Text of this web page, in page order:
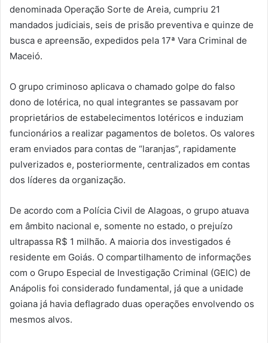
denominada Operação Sorte de Areia, cumpriu 21
mandados judiciais, seis de prisão preventiva e quinze de
busca e apreensão, expedidos pela 17ª Vara Criminal de
Maceió.
O grupo criminoso aplicava o chamado golpe do falso
dono de lotérica, no qual integrantes se passavam por
proprietários de estabelecimentos lotéricos e induziam
funcionários a realizar pagamentos de boletos. Os valores
eram enviados para contas de “laranjas”, rapidamente
pulverizados e, posteriormente, centralizados em contas
dos líderes da organização.
De acordo com a Polícia Civil de Alagoas, o grupo atuava
em âmbito nacional e, somente no estado, o prejuízo
ultrapassa R$ 1 milhão. A maioria dos investigados é
residente em Goiás. O compartilhamento de informações
com o Grupo Especial de Investigação Criminal (GEIC) de
Anápolis foi considerado fundamental, já que a unidade
goiana já havia deflagrado duas operações envolvendo os
mesmos alvos.